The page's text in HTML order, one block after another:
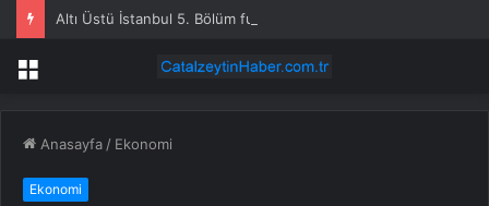
Menü
Anasayfa / Ekonomi
Ekonomi